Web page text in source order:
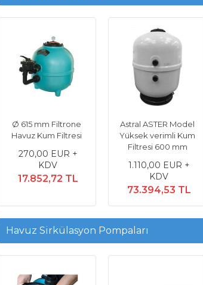
Kumandalı Havuz Robotu
264.484,80 TL
metre
için
2.375,00 EUR
157.037,85
Havuz Robotu - Uzaktan
Ø 615 mm Filtrone
Havuz Kum Filtresi
270,00 EUR +
KDV
17.852,72 TL
Astral ASTER Model
Yüksek verimli Kum
Filtresi 600 mm
1.110,00 EUR +
KDV
73.394,53 TL
Havuz Sirkülasyon Pompaları